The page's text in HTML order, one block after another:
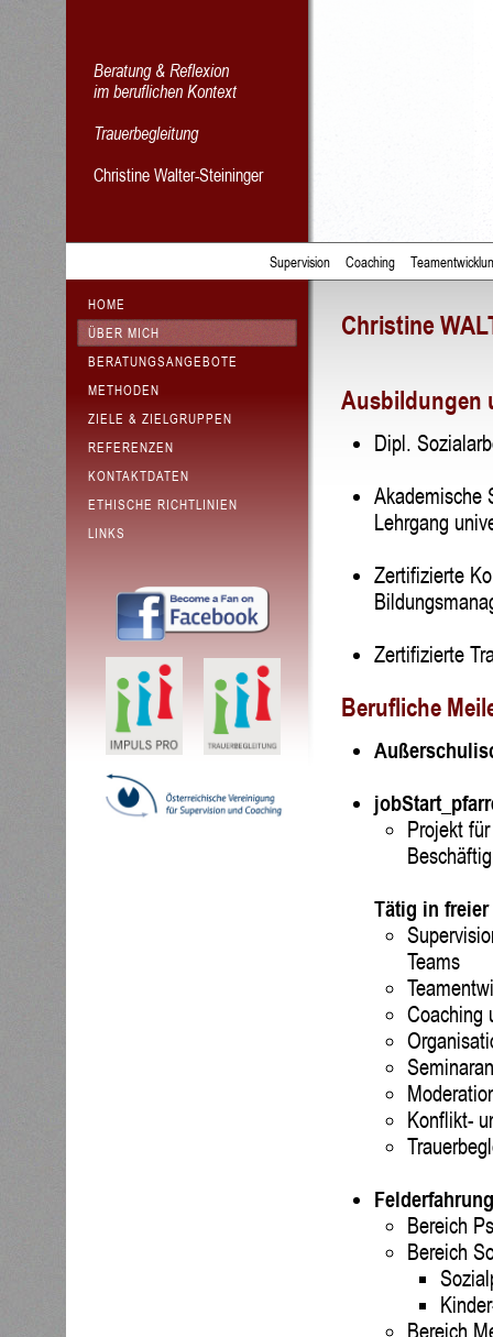
Beratung & Reflexion
im beruflichen Kontext
Trauerbegleitung
Christine Walter-Steininger
Supervision Coaching
HOME
ÜBER MICH
BERATUNGSANGEBOTE
METHODEN
ZIELE & ZIELGRUPPEN
REFERENZEN
KONTAKTDATEN
ETHISCHE RICHTLINIEN
LINKS
Christine
Ausbildungen
Dipl.
Akademische
Lehrgang
Zertifizierte
Zertifizierte
Berufliche
Projekt
Tätig in
Teams
Coaching
Konflikt-
Bereich
Bereich
Bereich